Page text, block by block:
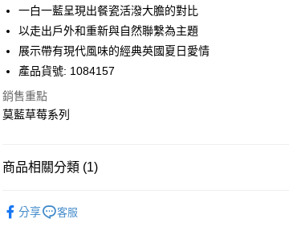
合作金庫商業銀行
第一商業銀行
華南商業銀行
彰化商業銀行
國泰世華商業銀行
兆豐國際商業銀行
臺灣中小企業銀行
匯豐（台灣）商業銀行
聯邦商業銀行
台新國際商業銀行
台灣樂天信用卡公司
LINE Pay
街口支付
Google Pay
每筆NT$200，滿NT$3,000(含以上)免運費
一白一藍呈現出餐瓷活潑大膽的對比
以走出戶外和重新與自然聯繫為主題
展示帶有現代風味的經典英國夏日愛情
產品貨號: 1084157
銷售重點
莫藍草莓系列
商品相關分類 (1)
分享
客服